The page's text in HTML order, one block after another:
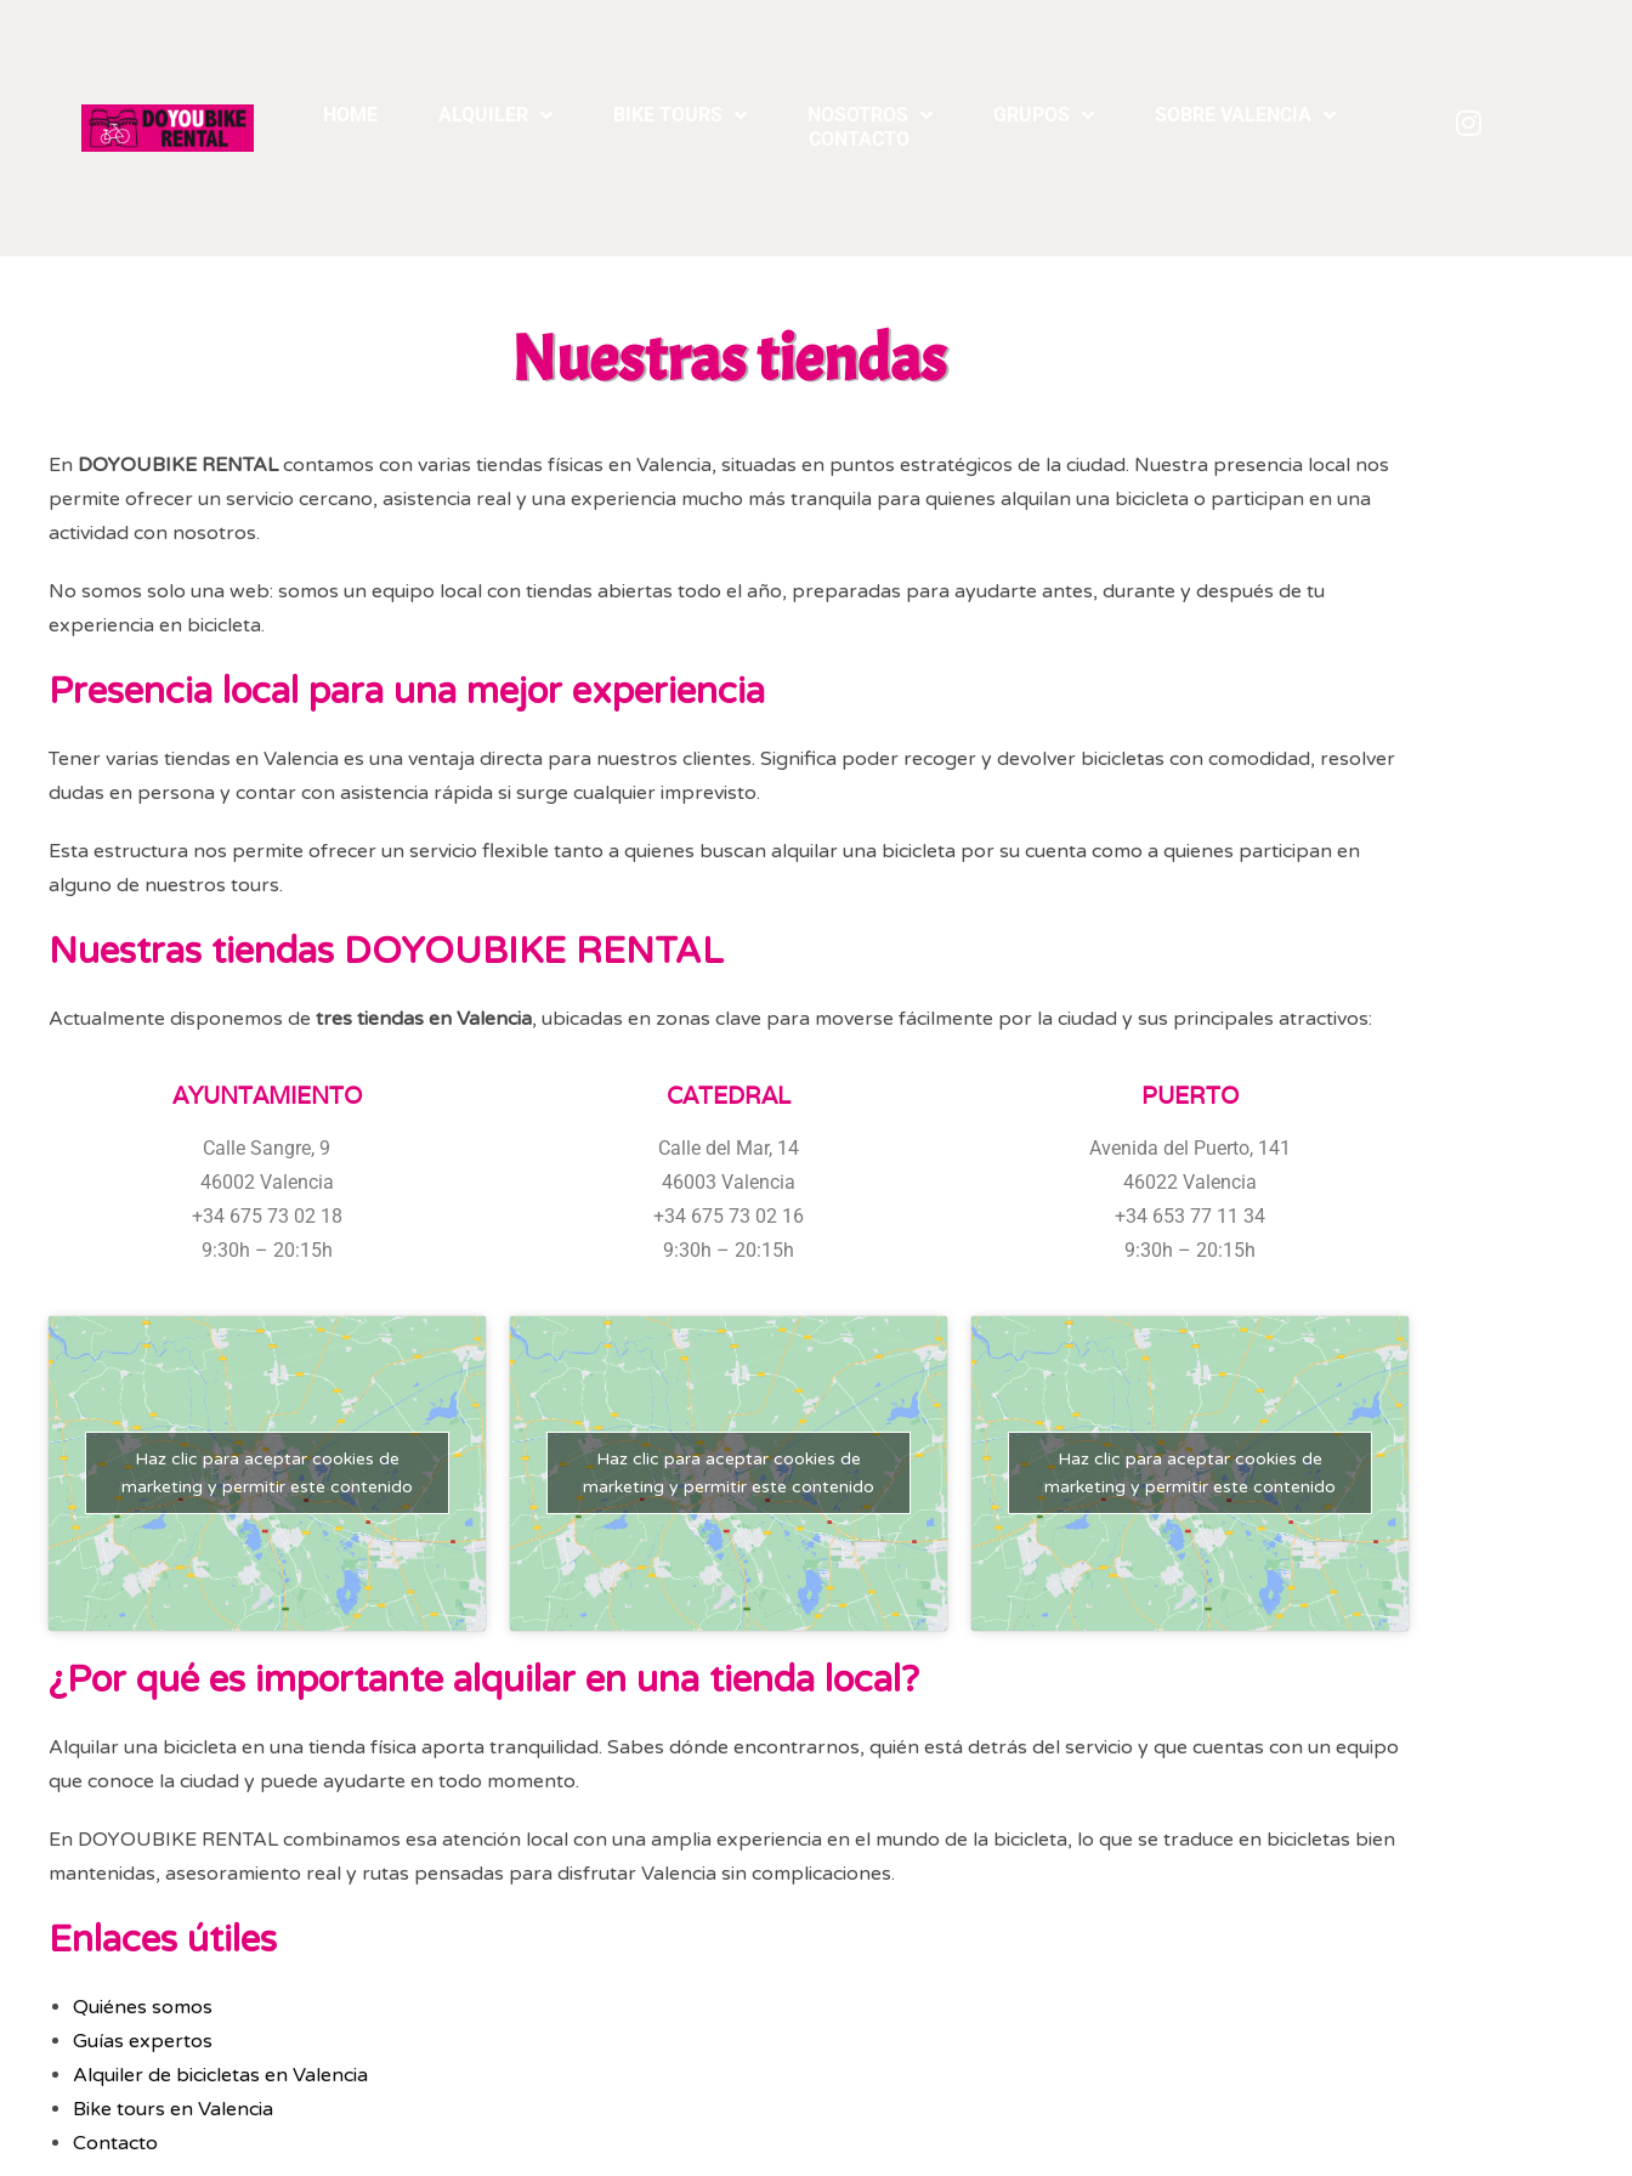
Nuestras tiendas
En DOYOUBIKE RENTALcontamos con varias tiendas físicas en Valencia, situadas en puntos estratégicos de la ciudad. Nuestra presencia local nos
permite ofrecer un servicio cercano, asistencia real y una experiencia mucho más tranquila para quienes alquilan una bicicleta o participan en una
actividad con nosotros.
No somos solo una web: somos un equipo local con tiendas abiertas todo el año, preparadas para ayudarte antes, durante y después de tu
experiencia en bicicleta.
Presencia local para una mejor experiencia
Tener varias tiendas en Valencia es una ventaja directa para nuestros clientes. Significa poder recoger y devolver bicicletas con comodidad, resolver
dudas en persona y contar con asistencia rápida si surge cualquier imprevisto.
Esta estructura nos permite ofrecer un servicio flexible tanto a quienes buscan alquilar una bicicleta por su cuenta como a quienes participan en
alguno de nuestros tours.
Nuestras tiendas DOYOUBIKE RENTAL
Actualmente disponemos de tres tiendas en Valencia, ubicadas en zonas clave para moverse fácilmente por la ciudad y sus principales atractivos:
AYUNTAMIENTO
Calle Sangre, 9
46002 Valencia
+34 675 73 02 18
9:30h – 20:15h
Haz clic para aceptar cookies de
marketing y permitir este contenido
CATEDRAL
Calle del Mar, 14
46003 Valencia
+34 675 73 02 16
9:30h – 20:15h
Haz clic para aceptar cookies de
marketing y permitir este contenido
PUERTO
Avenida del Puerto, 141
46022 Valencia
+34 653 77 11 34
9:30h – 20:15h
Haz clic para aceptar cookies de
marketing y permitir este contenido
¿Por qué es importante alquilar en una tienda local?
Alquilar una bicicleta en una tienda física aporta tranquilidad. Sabes dónde encontrarnos, quién está detrás del servicio y que cuentas con un equipo
que conoce la ciudad y puede ayudarte en todo momento.
En DOYOUBIKE RENTAL combinamos esa atención local con una amplia experiencia en el mundo de la bicicleta, lo que se traduce en bicicletas bien
mantenidas, asesoramiento real y rutas pensadas para disfrutar Valencia sin complicaciones.
Enlaces útiles
Quiénes somos
Guías expertos
Alquiler de bicicletas en Valencia
Bike tours en Valencia
Contacto